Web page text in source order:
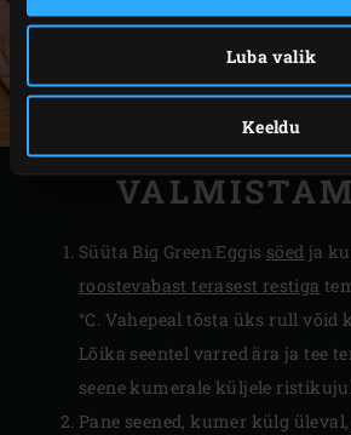
Luba valik
Keeldu
Süüta Big Green Eggis söed ja
roostevabast terasest restiga
°C. Vahepeal tõsta üks rull võid
Lõika seentel varred ära ja tee
seene kumerale küljele
Pane seened, kumer külg üleval,